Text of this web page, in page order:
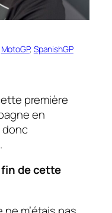
MotoGP, SpanishGP
première
en
donc
de cette